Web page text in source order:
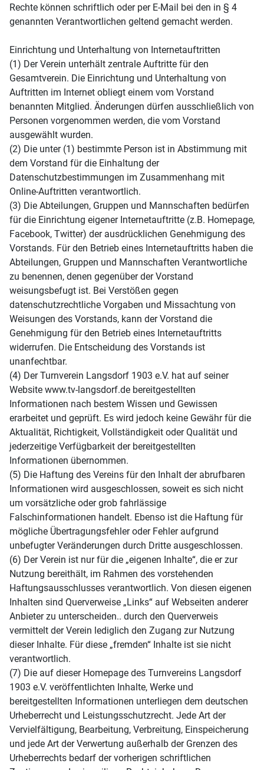
Rechte können schriftlich oder per E-Mail bei den in § 4
genannten Verantwortlichen geltend gemacht werden.
Einrichtung und Unterhaltung von Internetauftritten
(1) Der Verein unterhält zentrale Auftritte für den
Gesamtverein. Die Einrichtung und Unterhaltung von
Auftritten im Internet obliegt einem vom Vorstand
benannten Mitglied. Änderungen dürfen ausschließlich von
Personen vorgenommen werden, die vom Vorstand
ausgewählt wurden.
(2) Die unter (1) bestimmte Person ist in Abstimmung mit
dem Vorstand für die Einhaltung der
Datenschutzbestimmungen im Zusammenhang mit
Online-Auftritten verantwortlich.
(3) Die Abteilungen, Gruppen und Mannschaften bedürfen
für die Einrichtung eigener Internetauftritte (z.B. Homepage,
Facebook, Twitter) der ausdrücklichen Genehmigung des
Vorstands. Für den Betrieb eines Internetauftritts haben die
Abteilungen, Gruppen und Mannschaften Verantwortliche
zu benennen, denen gegenüber der Vorstand
weisungsbefugt ist. Bei Verstößen gegen
datenschutzrechtliche Vorgaben und Missachtung von
Weisungen des Vorstands, kann der Vorstand die
Genehmigung für den Betrieb eines Internetauftritts
widerrufen. Die Entscheidung des Vorstands ist
unanfechtbar.
(4) Der Turnverein Langsdorf 1903 e.V. hat auf seiner
Website www.tv-langsdorf.de bereitgestellten
Informationen nach bestem Wissen und Gewissen
erarbeitet und geprüft. Es wird jedoch keine Gewähr für die
Aktualität, Richtigkeit, Vollständigkeit oder Qualität und
jederzeitige Verfügbarkeit der bereitgestellten
Informationen übernommen.
(5) Die Haftung des Vereins für den Inhalt der abrufbaren
Informationen wird ausgeschlossen, soweit es sich nicht
um vorsätzliche oder grob fahrlässige
Falschinformationen handelt. Ebenso ist die Haftung für
mögliche Übertragungsfehler oder Fehler aufgrund
unbefugter Veränderungen durch Dritte ausgeschlossen.
(6) Der Verein ist nur für die „eigenen Inhalte“, die er zur
Nutzung bereithält, im Rahmen des vorstehenden
Haftungsausschlusses verantwortlich. Von diesen eigenen
Inhalten sind Querverweise „Links“ auf Webseiten anderer
Anbieter zu unterscheiden.. durch den Querverweis
vermittelt der Verein lediglich den Zugang zur Nutzung
dieser Inhalte. Für diese „fremden“ Inhalte ist sie nicht
verantwortlich.
(7) Die auf dieser Homepage des Turnvereins Langsdorf
1903 e.V. veröffentlichten Inhalte, Werke und
bereitgestellten Informationen unterliegen dem deutschen
Urheberrecht und Leistungsschutzrecht. Jede Art der
Vervielfältigung, Bearbeitung, Verbreitung, Einspeicherung
und jede Art der Verwertung außerhalb der Grenzen des
Urheberrechts bedarf der vorherigen schriftlichen